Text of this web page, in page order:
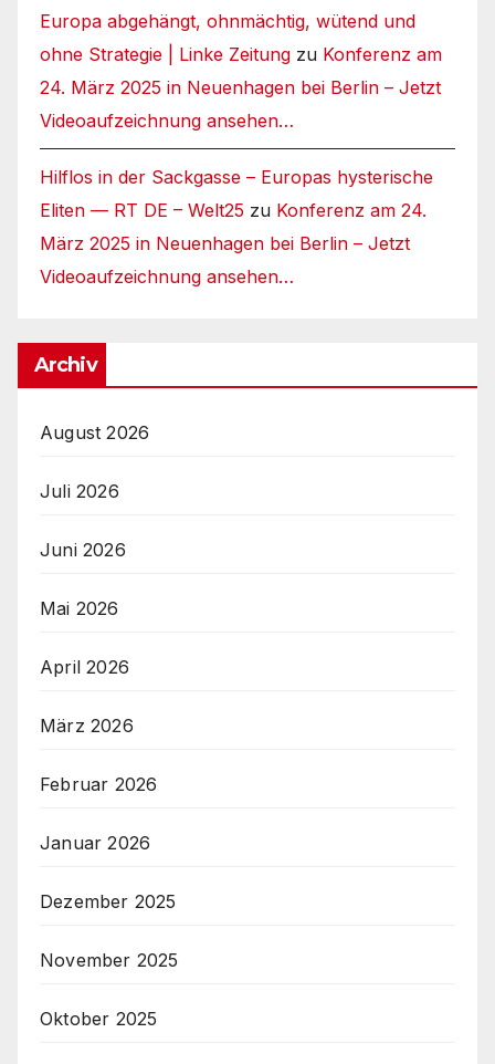
Europa abgehängt, ohnmächtig, wütend und
ohne Strategie | Linke Zeitung zu Konferenz am
24. März 2025 in Neuenhagen bei Berlin – Jetzt
Videoaufzeichnung ansehen…
Hilflos in der Sackgasse – Europas hysterische
Eliten — RT DE – Welt25 zu Konferenz am 24.
März 2025 in Neuenhagen bei Berlin – Jetzt
Videoaufzeichnung ansehen…
Archiv
August 2026
Juli 2026
Juni 2026
Mai 2026
April 2026
März 2026
Februar 2026
Januar 2026
Dezember 2025
November 2025
Oktober 2025